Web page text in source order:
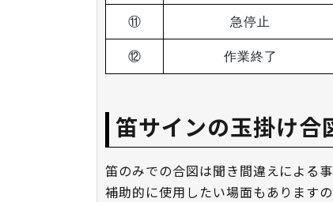
⑪ 急停止
⑫ 作業終了
笛サインの玉掛け合
笛のみでの合図は聞き間違えによる
補助的に使用したい場面もあります